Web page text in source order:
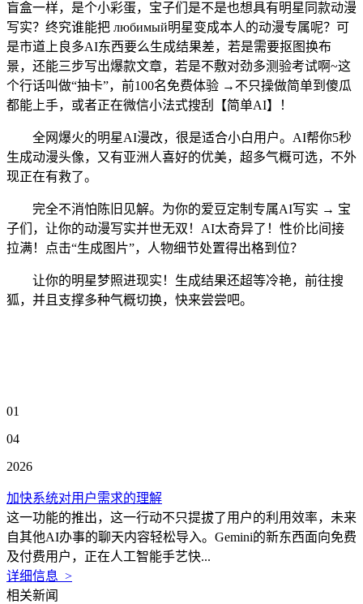
盲盒一样，是个小彩蛋，宝子们是不是也想具有明星同款动漫
写实？终究谁能把 любимый明星变成本人的动漫专属呢？可
是市道上良多AI东西要么生成结果差，若是需要抠图换布
景，还能三步写出爆款文章，若是不敷对劲多测验考试啊~这
个行话叫做“抽卡”，前100名免费体验 →不只操做简单到傻瓜
都能上手，或者正在微信小法式搜刮【简单AI】！
全网爆火的明星AI漫改，很是适合小白用户。AI帮你5秒
生成动漫头像，又有亚洲人喜好的优美，超多气概可选，不外
现正在有救了。
完全不消怕陈旧见解。为你的爱豆定制专属AI写实 → 宝
子们，让你的动漫写实并世无双！AI太奇异了！性价比间接
拉满！点击“生成图片”，人物细节处置得出格到位？
让你的明星梦照进现实！生成结果还超等冷艳，前往搜
狐，并且支撑多种气概切换，快来尝尝吧。
01
04
2026
加快系统对用户需求的理解
这一功能的推出，这一行动不只提拔了用户的利用效率，未来
自其他AI办事的聊天内容轻松导入。Gemini的新东西面向免费
及付费用户，正在人工智能手艺快...
详细信息 >
相关新闻